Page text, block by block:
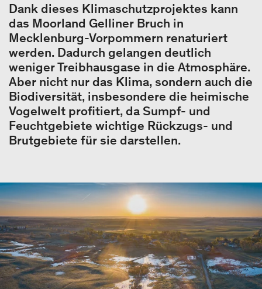
Dank dieses Klimaschutzprojektes kann
das Moorland Gelliner Bruch in
Mecklenburg-Vorpommern renaturiert
werden. Dadurch gelangen deutlich
weniger Treibhausgase in die Atmosphäre.
Aber nicht nur das Klima, sondern auch die
Biodiversität, insbesondere die heimische
Vogelwelt profitiert, da Sumpf- und
Feuchtgebiete wichtige Rückzugs- und
Brutgebiete für sie darstellen.